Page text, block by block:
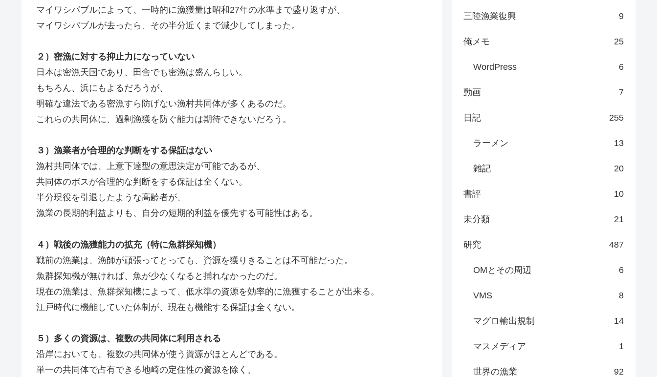
マイワシバブルによって、一時的に漁獲量は昭和27年の水準まで盛り返すが、
マイワシバブルが去ったら、その半分近くまで減少してしまった。
２）密漁に対する抑止力になっていない
日本は密漁天国であり、田舎でも密漁は盛んらしい。
もちろん、浜にもよるだろうが、
明確な違法である密漁すら防げない漁村共同体が多くあるのだ。
これらの共同体に、過剰漁獲を防ぐ能力は期待できないだろう。
３）漁業者が合理的な判断をする保証はない
漁村共同体では、上意下達型の意思決定が可能であるが、
共同体のボスが合理的な判断をする保証は全くない。
半分現役を引退したような高齢者が、
漁業の長期的利益よりも、自分の短期的利益を優先する可能性はある。
４）戦後の漁獲能力の拡充（特に魚群探知機）
戦前の漁業は、漁師が頑張ってとっても、資源を獲りきることは不可能だった。
魚群探知機が無ければ、魚が少なくなると捕れなかったのだ。
現在の漁業は、魚群探知機によって、低水準の資源を効率的に漁獲することが出来る。
江戸時代に機能していた体制が、現在も機能する保証は全くない。
５）多くの資源は、複数の共同体に利用される
沿岸においても、複数の共同体が使う資源がほとんどである。
単一の共同体で占有できる地崎の定住性の資源を除く、
三陸漁業復興 9
俺メモ 25
WordPress 6
動画 7
日記 255
ラーメン 13
雑記 20
書評 10
未分類 21
研究 487
OMとその周辺 6
VMS 8
マグロ輸出規制 14
マスメディア 1
世界の漁業 92